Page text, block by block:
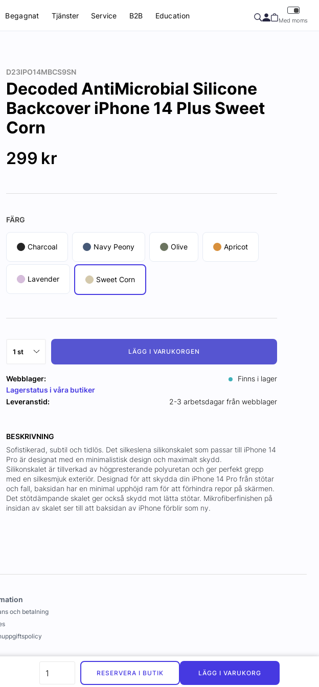
Begagnat Tjänster Service B2B Education
Med moms
D23IPO14MBCS9SN
Decoded AntiMicrobial Silicone
Backcover iPhone 14 Plus Sweet
Corn
299 kr
FÄRG
Charcoal Navy Peony Olive Apricot
Lavender Sweet Corn
LÄGG I VARUKORGEN
RESERVERA I BUTIK LÄGG I VARUKORG
Webblager:
Finns i lager
Lagerstatus i våra butiker
Leveranstid:
2-3 arbetsdagar från webblager
BESKRIVNING
Sofistikerad, subtil och tidlös. Det silkeslena silikonskalet som passar till iPhone 14
Pro är designat med en minimalistisk design och maximalt skydd.
Silikonskalet är tillverkad av högpresterande polyuretan och ger perfekt grepp
med en silkesmjuk exteriör. Designad för att skydda din iPhone 14 Pro från stötar
och fall, baksidan har en minimal upphöjd ram för att förhindra repor på skärmen.
Det stötdämpande skalet ger också skydd mot lätta stötar. Mikrofiberfinishen på
insidan av skalet ser till att baksidan av iPhone förblir som ny.
och betalning